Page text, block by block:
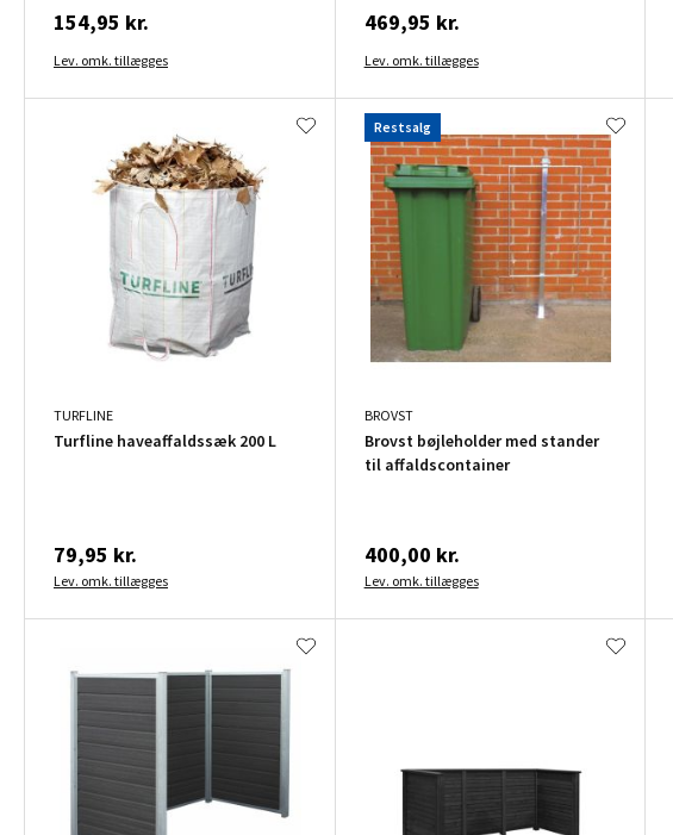
154,95 kr.
Lev. omk. tillægges
469,95 kr.
Lev. omk. tillægges
TURFLINE
Turfline haveaffaldssæk 200 L
79,95 kr.
Lev. omk. tillægges
Restsalg
BROVST
Brovst bøjleholder med stander
til affaldscontainer
400,00 kr.
Lev. omk. tillægges